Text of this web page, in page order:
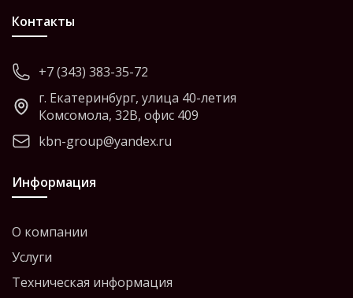
Контакты
+7 (343) 383-35-72
г. Екатеринбург, улица 40-летия
Комсомола, 32В, офис 409
kbn-group@yandex.ru
Информация
О компании
Услуги
Техническая информация